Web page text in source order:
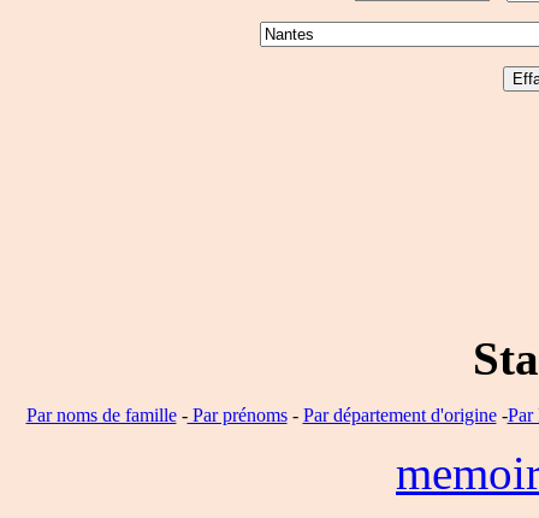
Par noms de famille-Par prénoms- Par département d'origine-Par